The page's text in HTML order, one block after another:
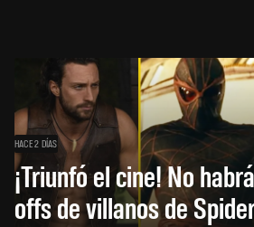
HACE 2 DÍAS
¡Triunfó el cine! No
offs de villanos de